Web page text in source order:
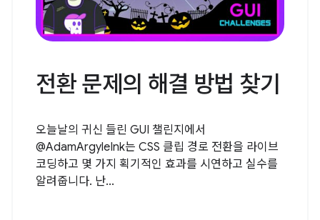
전환 문제의 해결 방법 찾기
오늘날의 귀신 들린 GUI 챌린지에서
@AdamArgyleInk는 CSS 클립 경로 전환을 라이브
코딩하고 몇 가지 획기적인 효과를 시연하고 실수를
알려줍니다. 난...